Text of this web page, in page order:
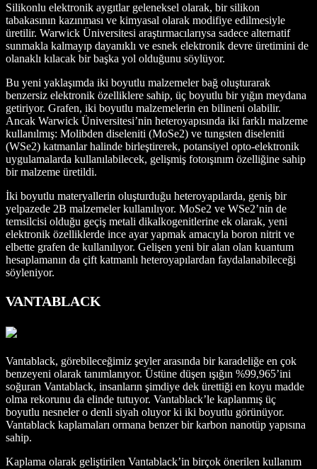
Silikonlu elektronik aygıtlar geleneksel olarak, bir silikon
tabakasının kazınması ve kimyasal olarak modifiye edilmesiyle
üretilir. Warwick Üniversitesi araştırmacılarıysa sadece alternatif
sunmakla kalmayıp dayanıklı ve esnek elektronik devre üretimini de
olanaklı kılacak bir başka yol olduğunu söylüyor.
Bu yeni yaklaşımda iki boyutlu malzemeler bağ oluşturarak
benzersiz elektronik özelliklere sahip, üç boyutlu bir yığın meydana
getiriyor. Grafen, iki boyutlu malzemelerin en bilineni olabilir.
Ancak Warwick Üniversitesi’nin heteroyapısında iki farklı malzeme
kullanılmış: Molibden diseleniti (MoSe2) ve tungsten diseleniti
(WSe2) katmanlar halinde birleştirerek, potansiyel opto-elektronik
uygulamalarda kullanılabilecek, gelişmiş fotoışınım özelliğine sahip
bir malzeme üretildi.
İki boyutlu materyallerin oluşturduğu heteroyapılarda, geniş bir
yelpazede 2B malzemeler kullanılıyor. MoSe2 ve WSe2’nin de
temsilcisi olduğu geçiş metali dikalkogenitlerine ek olarak, yeni
elektronik özelliklerde ince ayar yapmak amacıyla boron nitrit ve
elbette grafen de kullanılıyor. Gelişen yeni bir alan olan kuantum
hesaplamanın da çift katmanlı heteroyapılardan faydalanabileceği
söyleniyor.
VANTABLACK
Vantablack, görebileceğimiz şeyler arasında bir karadeliğe en çok
benzeyeni olarak tanımlanıyor. Üstüne düşen ışığın %99,965’ini
soğuran Vantablack, insanların şimdiye dek ürettiği en koyu madde
olma rekorunu da elinde tutuyor. Vantablack’le kaplanmış üç
boyutlu nesneler o denli siyah oluyor ki iki boyutlu görünüyor.
Vantablack kaplamaları ormana benzer bir karbon nanotüp yapısına
sahip.
Kaplama olarak geliştirilen Vantablack’in birçok önerilen kullanım